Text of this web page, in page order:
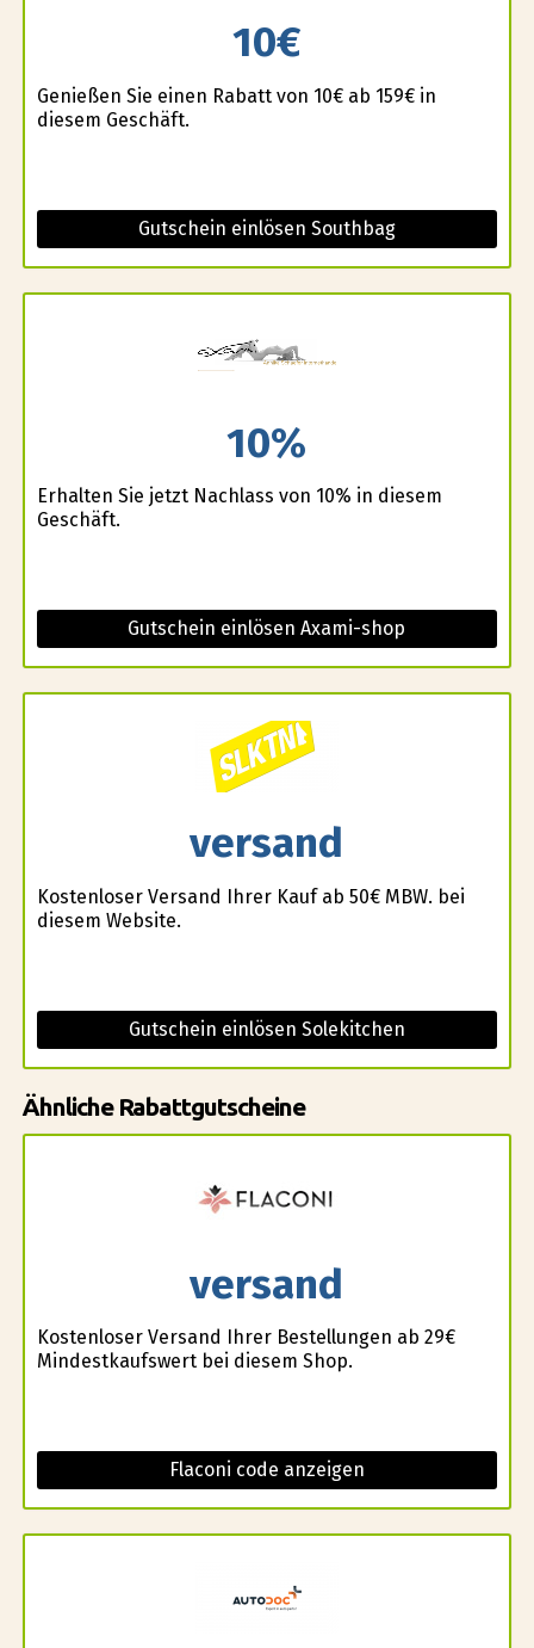
10€
Genießen Sie einen Rabatt von 10€ ab 159€ in
diesem Geschäft.
Gutschein einlösen Southbag
10%
Erhalten Sie jetzt Nachlass von 10% in diesem
Geschäft.
Gutschein einlösen Axami-shop
versand
Kostenloser Versand Ihrer Kauf ab 50€ MBW. bei
diesem Website.
Gutschein einlösen Solekitchen
Ähnliche Rabattgutscheine
versand
Kostenloser Versand Ihrer Bestellungen ab 29€
Mindestkaufswert bei diesem Shop.
Flaconi code anzeigen